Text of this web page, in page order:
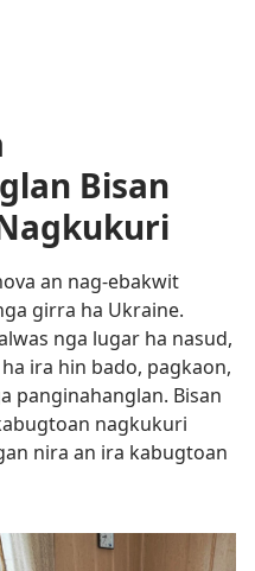
Bisan
an nag-ebakwit
girra ha Ukraine.
nga lugar ha nasud,
ira hin bado, pagkaon,
panginahanglan. Bisan
nagkukuri
nira an ira kabugtoan